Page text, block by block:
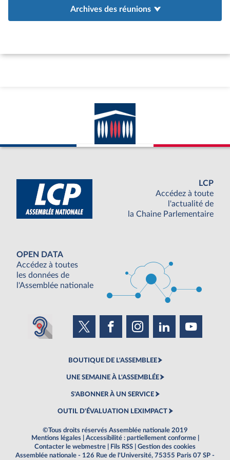
Archives des réunions
LCP
Accédez à toute
l'actualité de
la Chaine Parlementaire
OPEN DATA
Accédez à toutes
les données de
l'Assemblée nationale
BOUTIQUE DE L'ASSEMBLEE
UNE SEMAINE À L'ASSEMBLÉE
S'ABONNER À UN SERVICE
OUTIL D'ÉVALUATION LEXIMPACT
©Tous droits réservés Assemblée nationale 2019
Mentions légales
Accessibilité : partiellement conforme
Contacter le webmestre
Fils RSS
Gestion des cookies
Assemblée nationale - 126 Rue de l'Université, 75355 Paris 07 SP -